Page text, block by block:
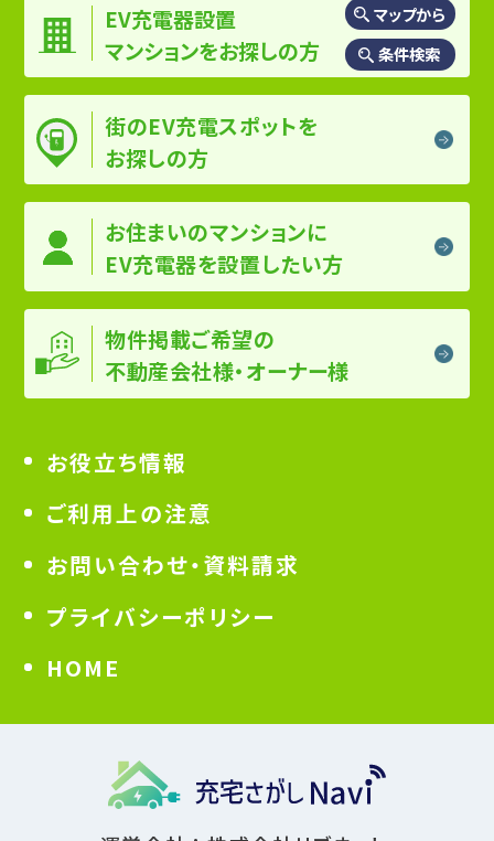
EV充電器設置
マンションをお探しの方
マップから
条件検索
街のEV充電スポットを
お探しの方
お住まいのマンションに
EV充電器を設置したい方
物件掲載ご希望の
不動産会社様・オーナー様
お役立ち情報
ご利用上の注意
お問い合わせ・資料請求
プライバシーポリシー
HOME